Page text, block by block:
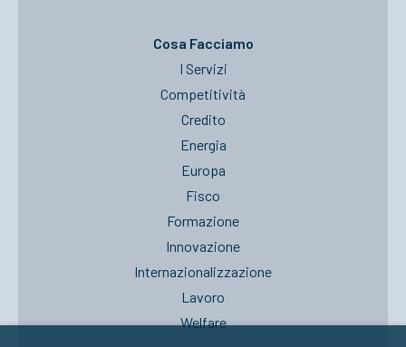
Cosa Facciamo
I Servizi
Competitività
Credito
Energia
Europa
Fisco
Formazione
Innovazione
Internazionalizzazione
Lavoro
Welfare